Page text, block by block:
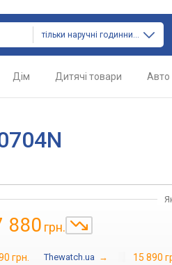
тільки наручні годинники
Дім Дитячі товари Авто
880 грн.
грн. Thewatch.ua → 15 890